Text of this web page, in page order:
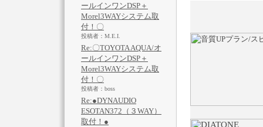
ールインワンDSP＋
Morel3WAYシステム取
付！〇
投稿者：M.E.I.
Re:〇TOYOTA AQUA/オ
ールインワンDSP＋
Morel3WAYシステム取
付！〇
投稿者：boss
Re:●DYNAUDIO
ESOTAN372（３WAY）
取付！●